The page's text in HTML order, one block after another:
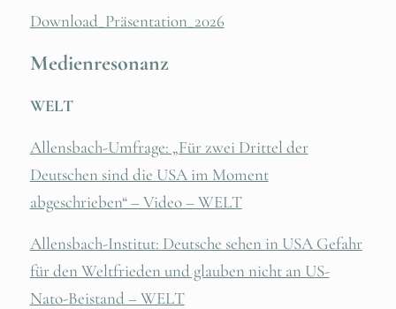
Download_Präsentation_2026
Medienresonanz
WELT
Allensbach-Umfrage: „Für zwei Drittel der
Deutschen sind die USA im Moment
abgeschrieben“ – Video – WELT
Allensbach-Institut: Deutsche sehen in USA Gefahr
für den Weltfrieden und glauben nicht an US-
Nato-Beistand – WELT